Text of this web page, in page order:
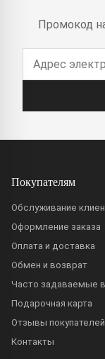
Промокод
Покупателям
Обслуживание
Оформление заказа
Оплата и доставка
Обмен и возврат
Часто задаваемые
Подарочная карта
Отзывы покупателей
Контакты